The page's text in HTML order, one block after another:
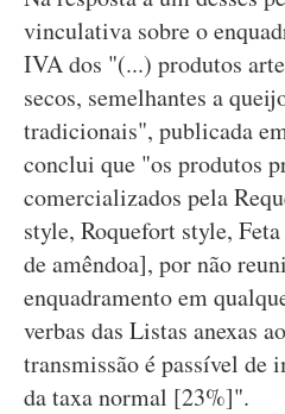
vinculativa sobre o
IVA dos "(...) produtos
secos, semelhantes a
tradicionais", publicada
conclui que "os produtos
comercializados pela
style, Roquefort style,
de amêndoa], por não
enquadramento em
verbas das Listas anexas
transmissão é passível de
da taxa normal [23%]".